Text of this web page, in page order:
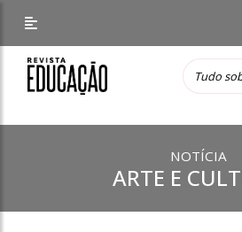
NOTÍCIA
ARTE E